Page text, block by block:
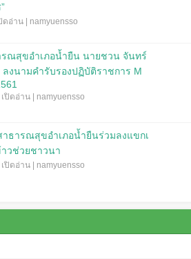
ดอ่าน | namyuensso
รณสุขอำเภอน้ำยืน นายชวน จันทร์
ลงนามคำรับรองปฏิบัติราชการ M
ปิดอ่าน | namyuensso
ธารณสุขอำเภอน้ำยืนร่วมลงแขกเ
วช่วยชาวนา
เปิดอ่าน | namyuensso